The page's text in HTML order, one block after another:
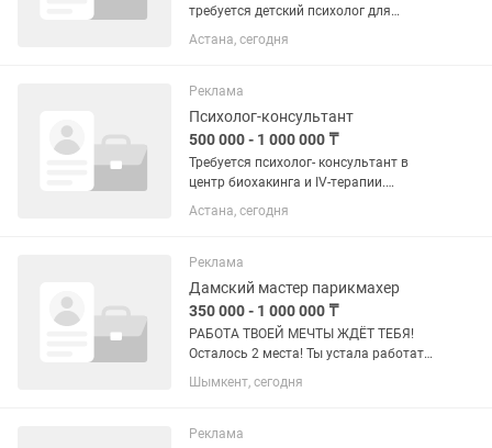
требуется детский психолог для
проведения коррекционных занятий с
детьми. 📌 Требования: •Высшее
коррекционная педагогика и...
Астана, сегодня
Реклама
Психолог-консультант
500 000 - 1 000 000 ₸
Требуется психолог- консультант в
центр биохакинга и IV-терапии.
Алматы, Астана , Актау, Ташкент Только
оконченное мед.образование
день,график 5/2 или 3/1 на...
Астана, сегодня
Реклама
Дамский мастер парикмахер
350 000 - 1 000 000 ₸
РАБОТА ТВОЕЙ МЕЧТЫ ЖДЁТ ТЕБЯ!
Осталось 2 места! Ты устала работать
одна? Постоянно думать, как оплатить
аренду кресла, где найти новых
Шымкент, сегодня
Реклама